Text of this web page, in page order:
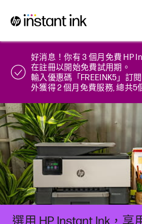
好消息！你有 3 個月免費 HP
在註冊以開始免費試用期。
輸入優惠碼「FREEINK5」訂
外獲得 2 個月免費服務, 總共5
選用 HP Instant Ink，享